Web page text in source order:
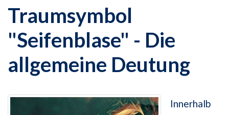
Traumsymbol
"Seifenblase" - Die
allgemeine Deutung
Innerhalb